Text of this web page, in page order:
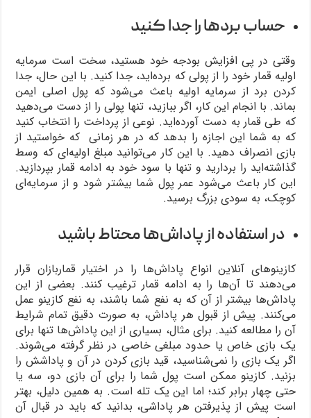
حساب بردها را جدا کنید
وقتی در پی افزایش بودجه خود هستید، سخت است سرمایه
اولیه قمار خود را از پولی که برده‌اید، جدا کنید. با این حال، جدا
کردن برد از سرمایه اولیه باعث می‌شود که پول اصلی ایمن
بماند. با انجام این کار، اگر ببازید، تنها پولی را از دست می‌دهید
که طی قمار به دست آورده‌اید. نوعی از پرداخت را انتخاب کنید
که به شما این اجازه را بدهد که در هر زمانی که خواستید از
بازی انصراف دهید. با این کار می‌توانید مبلغ اولیه‌ای که وسط
گذاشته‌اید را بردارید و تنها با سود خود به ادامه قمار بپردازید.
این کار باعث می‌شود عمر پول شما بیشتر شود و از سرمایه‌ای
کوچک، به سودی بزرگ برسید.
در استفاده از پاداش‌ها محتاط باشید
کازینوهای آنلاین انواع پاداش‌ها را در اختیار قماربازان قرار
می‌دهند تا آن‌ها را به ادامه قمار ترغیب کنند. بعضی از این
پاداش‌ها بیشتر از آن که به نفع شما باشند، به نفع کازینو عمل
می‌کنند. پیش از قبول هر پاداش، به صورت دقیق تمام شرایط
آن را مطالعه کنید. برای مثال، بسیاری از این پاداش‌ها تنها برای
یک بازی خاص یا حدود مبلغی خاصی در نظر گرفته می‌شوند.
اگر یک بازی را نمی‌شناسید، قید بازی کردن در آن و پاداشش را
بزنید. کازینو ممکن است پول شما را برای آن بازی دو، سه یا
حتی چهار برابر کند؛ اما این یک تله است. به همین دلیل، بهتر
است پیش از پذیرفتن هر پاداشی، بدانید که باید در قبال آن